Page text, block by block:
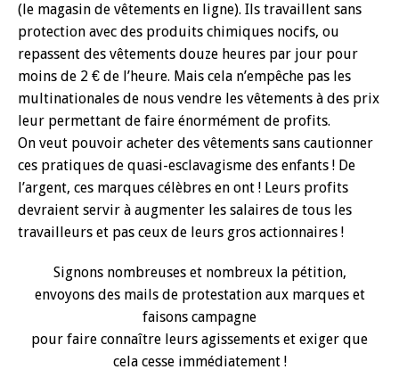
(le magasin de vêtements en ligne). Ils travaillent sans
protection avec des produits chimiques nocifs, ou
repassent des vêtements douze heures par jour pour
moins de 2 € de l’heure. Mais cela n’empêche pas les
multinationales de nous vendre les vêtements à des prix
leur permettant de faire énormément de profits.
On veut pouvoir acheter des vêtements sans cautionner
ces pratiques de quasi-esclavagisme des enfants ! De
l’argent, ces marques célèbres en ont ! Leurs profits
devraient servir à augmenter les salaires de tous les
travailleurs et pas ceux de leurs gros actionnaires !
Signons nombreuses et nombreux la pétition,
envoyons des mails de protestation aux marques et
faisons campagne
pour faire connaître leurs agissements et exiger que
cela cesse immédiatement !